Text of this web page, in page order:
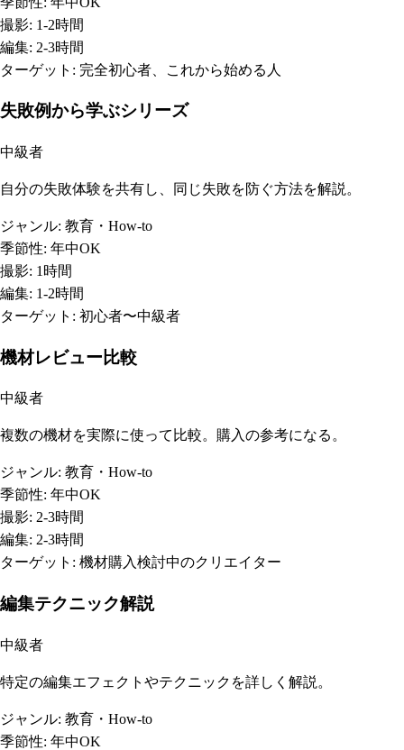
撮影: 1-2時間
編集: 2-3時間
ターゲット: 完全初心者、これから始める人
失敗例から学ぶシリーズ
中級者
自分の失敗体験を共有し、同じ失敗を防ぐ方法を解説。
ジャンル: 教育・How-to
季節性: 年中OK
撮影: 1時間
編集: 1-2時間
ターゲット: 初心者〜中級者
機材レビュー比較
中級者
複数の機材を実際に使って比較。購入の参考になる。
ジャンル: 教育・How-to
季節性: 年中OK
撮影: 2-3時間
編集: 2-3時間
ターゲット: 機材購入検討中のクリエイター
編集テクニック解説
中級者
特定の編集エフェクトやテクニックを詳しく解説。
ジャンル: 教育・How-to
季節性: 年中OK